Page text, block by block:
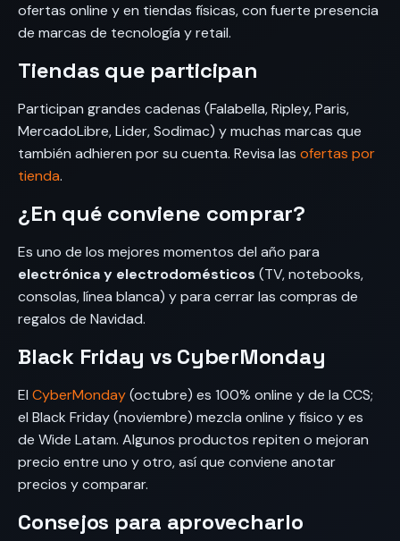
ofertas online y en tiendas físicas, con fuerte presencia
de marcas de tecnología y retail.
Tiendas que participan
Participan grandes cadenas (Falabella, Ripley, Paris,
MercadoLibre, Lider, Sodimac) y muchas marcas que
también adhieren por su cuenta. Revisa las ofertas por
tienda.
¿En qué conviene comprar?
Es uno de los mejores momentos del año para
electrónica y electrodomésticos (TV, notebooks,
consolas, línea blanca) y para cerrar las compras de
regalos de Navidad.
Black Friday vs CyberMonday
El CyberMonday(octubre) es 100% online y de la CCS;
el Black Friday (noviembre) mezcla online y físico y es
de Wide Latam. Algunos productos repiten o mejoran
precio entre uno y otro, así que conviene anotar
precios y comparar.
Consejos para aprovecharlo